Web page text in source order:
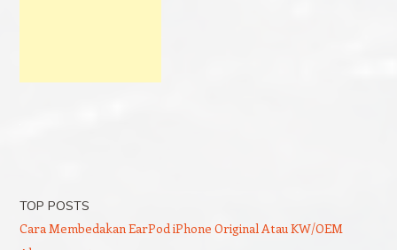
TOP POSTS
Cara Membedakan EarPod iPhone Original Atau KW/OEM